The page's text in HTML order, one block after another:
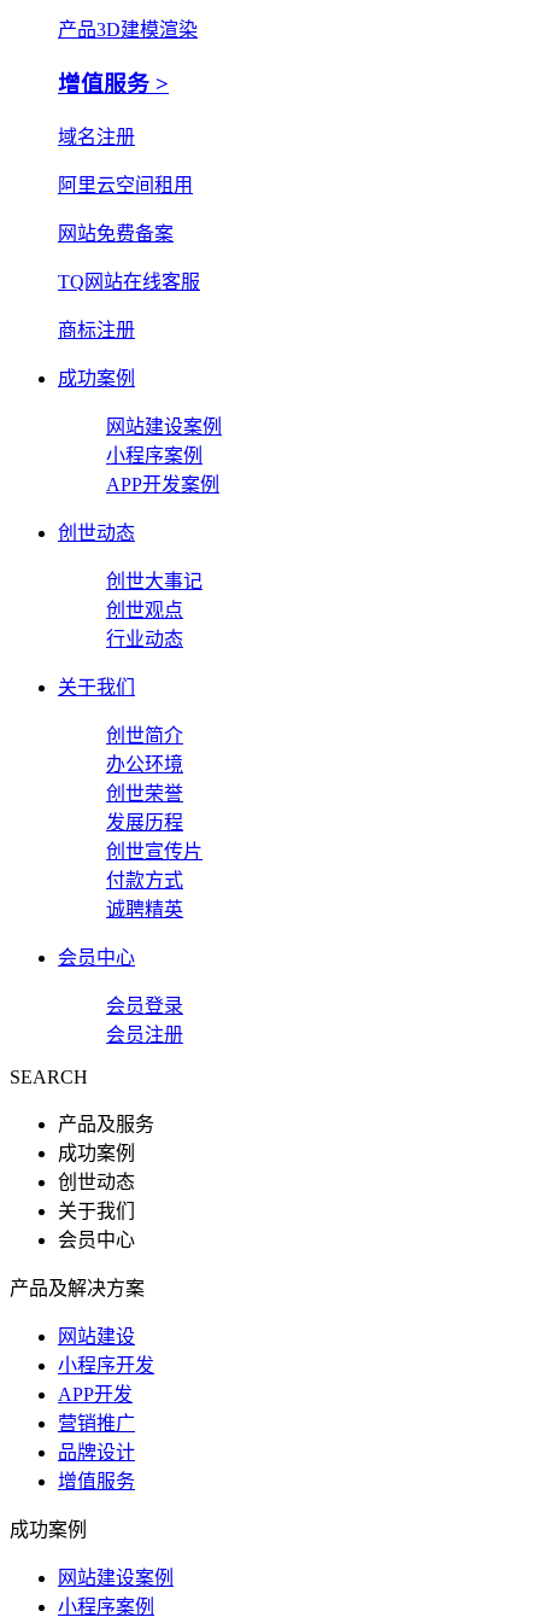
产品3D建模渲染
增值服务 >
域名注册
阿里云空间租用
网站免费备案
TQ网站在线客服
商标注册
成功案例
网站建设案例
小程序案例
APP开发案例
创世动态
创世大事记
创世观点
行业动态
关于我们
创世简介
办公环境
创世荣誉
发展历程
创世宣传片
付款方式
诚聘精英
会员中心
会员登录
会员注册
SEARCH
产品及服务
成功案例
创世动态
关于我们
会员中心
产品及解决方案
网站建设
小程序开发
APP开发
营销推广
品牌设计
增值服务
成功案例
网站建设案例
小程序案例